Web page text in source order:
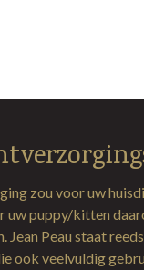
zou voor uw
uw puppy/kitten
Jean Peau staat
ook veelvuldig